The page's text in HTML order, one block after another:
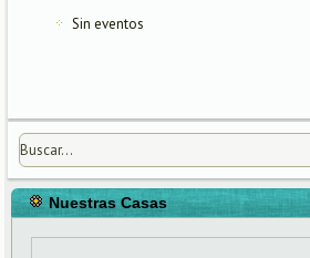
Sin eventos
Nuestras Casas